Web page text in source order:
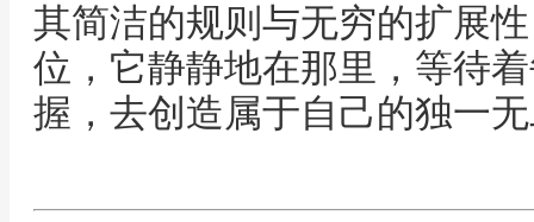
其简洁的规则与无穷的扩展
位，它静静地在那里，等待
握，去创造属于自己的独一